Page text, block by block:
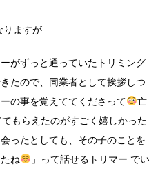
りますが
がずっと通っていたトリミング
たので、同業者として挨拶しつ
の事を覚えててくださって
亡
もらえたのがすごく嬉しかった
ったとしても、その子のことを
ね
」って話せるトリマー でい